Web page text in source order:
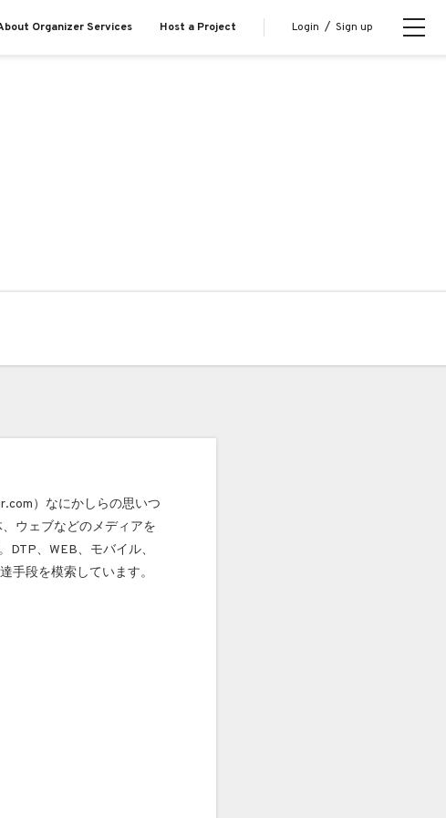
Organizer Services Host a Project Login / Sign up
）なにかしらの思いつ
ウェブなどのメディアを
、WEB、モバイル、
手段を模索しています。